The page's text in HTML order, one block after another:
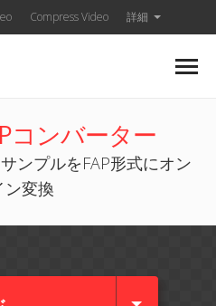
Compress Video 詳細
コンバーター
ンプルをFAP形式にオン
ン変換